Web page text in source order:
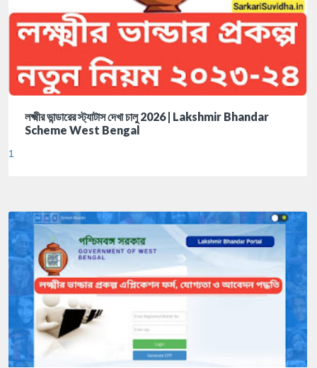
লক্ষ্মীর ভান্ডারের স্ট্যাটাস দেখা চালু 2026 | Lakshmir Bhandar
Scheme West Bengal
1